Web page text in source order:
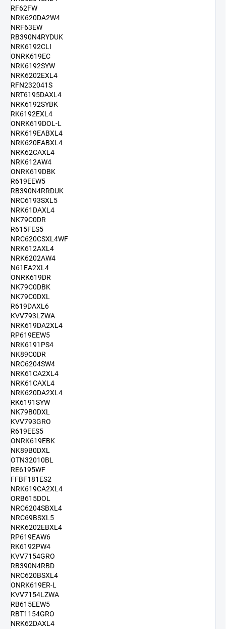
RF62FW
NRK620DA2W4
NRF63EW
RB390N4RYDUK
NRK6192CLI
ONRK619EC
NRK6192SYW
NRK6202EXL4
RFN232041S
NRT6195DAXL4
NRK6192SYBK
RK6192EXL4
ONRK619DOL-L
NRK619EABXL4
NRK620EABXL4
NRK62CAXL4
NRK612AW4
ONRK619DBK
R619EEW5
RB390N4RRDUK
NRC6193SXL5
NRK61DAXL4
NK79C0DR
R615FES5
NRC620CSXL4WF
NRK612AXL4
NRK6202AW4
N61EA2XL4
ONRK619DR
NK79C0DBK
NK79C0DXL
R619DAXL6
KVV793LZWA
NRK619DA2XL4
RP619EEW5
NRK6191PS4
NK89C0DR
NRC6204SW4
NRK61CA2XL4
NRK61CAXL4
NRK620DA2XL4
RK6191SYW
NK79B0DXL
KVV793GRO
R619EES5
ONRK619EBK
NK89B0DXL
OTN32010BL
RE6195WF
FFBF181ES2
NRK619CA2XL4
ORB615DOL
NRC6204SBXL4
NRC69BSXL5
NRK6202EBXL4
RP619EAW6
RK6192PW4
KVV7154GRO
RB390N4RBD
NRC620BSXL4
ONRK619ER-L
KVV7154LZWA
RB615EEW5
RBT1154GRO
NRK62DAXL4